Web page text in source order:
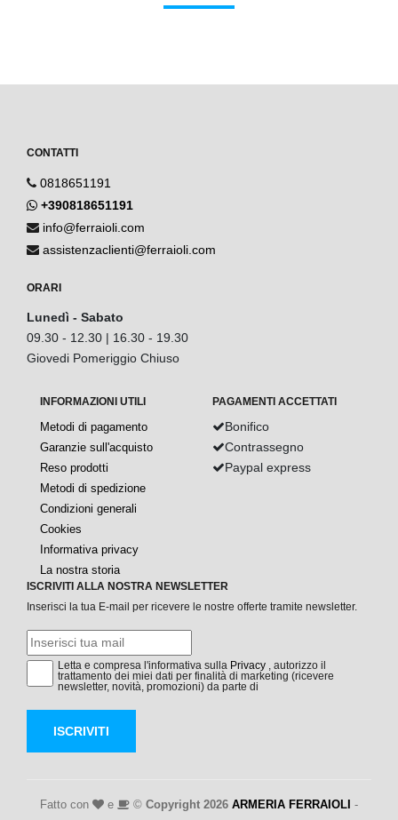
CONTATTI
0818651191
+390818651191
info@ferraioli.com
assistenzaclienti@ferraioli.com
ORARI
Lunedì - Sabato
09.30 - 12.30 | 16.30 - 19.30
Giovedi Pomeriggio Chiuso
INFORMAZIONI UTILI
Metodi di pagamento
Garanzie sull'acquisto
Reso prodotti
Metodi di spedizione
Condizioni generali
Cookies
Informativa privacy
La nostra storia
PAGAMENTI ACCETTATI
Bonifico
Contrassegno
Paypal express
ISCRIVITI ALLA NOSTRA NEWSLETTER
Inserisci la tua E-mail per ricevere le nostre offerte tramite newsletter.
Letta e compresa l'informativa sulla Privacy , autorizzo il
trattamento dei miei dati per finalità di marketing (ricevere
newsletter, novità, promozioni) da parte di
ISCRIVITI
Fatto con e © Copyright 2026 ARMERIA FERRAIOLI -